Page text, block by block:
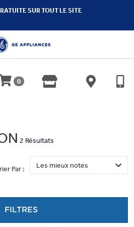
SUR TOUT LE SITE
0
2 Résultats
Par :
FILTRES